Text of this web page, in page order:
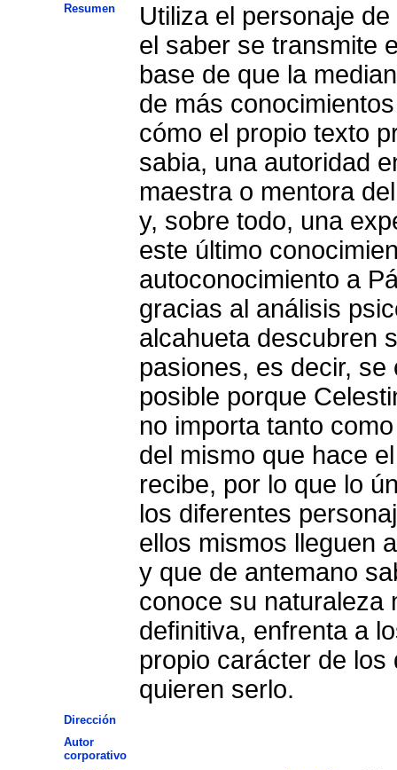
Resumen
Utiliza el personaje
el saber se transmite
base de que la
de más
cómo el propio texto
sabia, una autoridad
maestra o mentora
y, sobre todo, una
este último
autoconocimiento a
gracias al análisis
alcahueta descubren
pasiones, es decir,
posible porque
no importa tanto
del mismo que hace
recibe, por lo que lo
los diferentes
ellos mismos lleguen
y que de antemano
conoce su naturaleza
definitiva, enfrenta a
propio carácter de
quieren serlo.
Dirección
Autor
corporativo